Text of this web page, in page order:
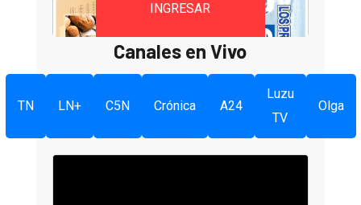
INGRESAR
Canales en Vivo
TN LN+ C5N Crónica A24
Luzu
TV
Olga